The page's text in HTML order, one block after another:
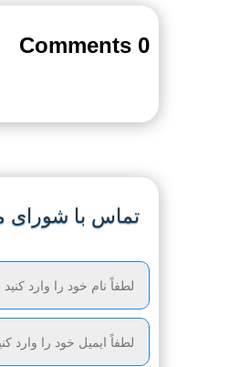
0 Comments
تماس با شورای